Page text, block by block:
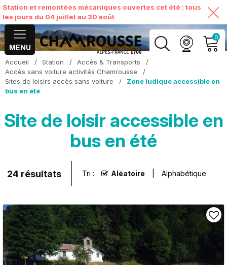
Station et remontées mécaniques ouvertes cet été : tous
les jours du 04 juillet au 30 août
MENU
0
MON COMPTE
Accueil / Station / Accès & Transports
/
Accès sans voiture activités Chamrousse
/
Sites de loisirs accès sans voiture
/
Zone ludique accessible en
bus en été
Site de loisir accessible en
bus en été
24 résultats Tri : Aléatoire Alphabétique